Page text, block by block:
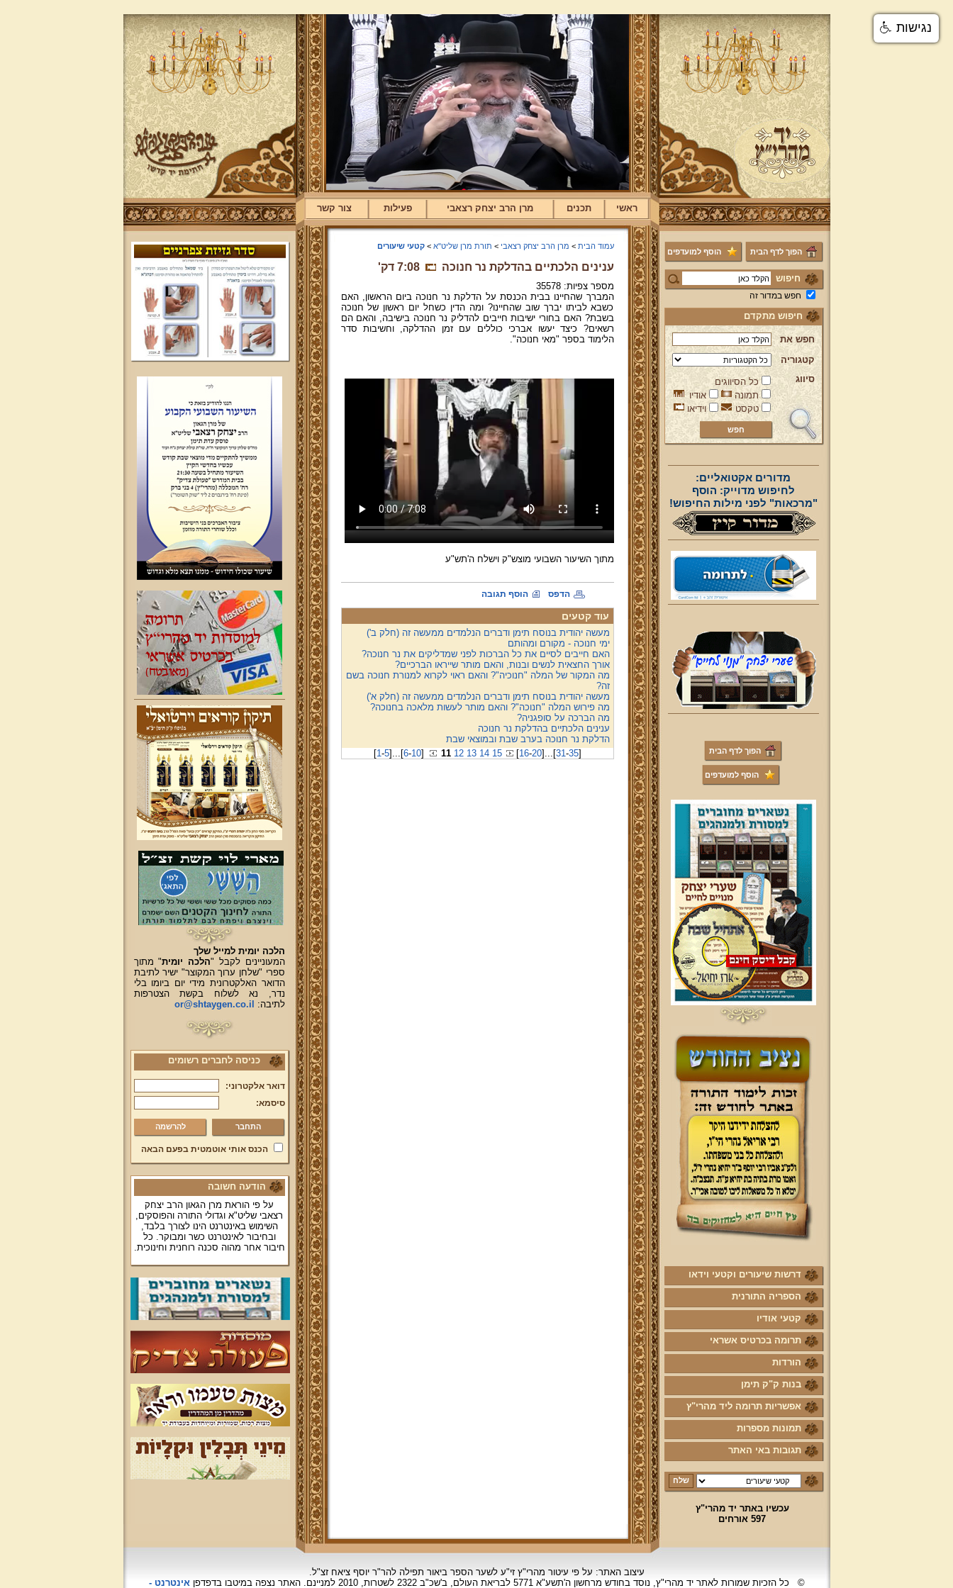
ראשי תכנים מרן הרב יצחק רצאבי פעילות צור קשר
הפוך לדף הבית הוסף למועדפים
חיפוש
חפש במדור זה
חיפוש מתקדם
חפש את
קטגוריה
סיווג
כל הסיווגים
תמונה
אודיו
טקסט
וידיאו
מדורים אקטואליים:
לחיפוש מדוייק: הוסף
"מרכאות" לפני מילות החיפוש!
הפוך לדף הבית
הוסף למועדפים
דרשות שיעורים וקטעי וידאו
הספריה התורנית
קטעי אודיו
תרומה בכרטיס אשראי
הורדות
בנות ק"ק תימן
אפשריות תרומה ליד מהרי"ץ
תמונות מספרות
תגובות באי האתר
עכשיו באתר יד מהרי"ץ
597 אורחים
עמוד הבית > מרן הרב יצחק רצאבי > תורת מרן שליט"א >קטעי שיעורים
ענינים הלכתיים בהדלקת נר חנוכה 7:08 דק'
מספר צפיות: 35578
המברך שהחיינו בבית הכנסת על הדלקת נר חנוכה ביום הראשון, האם
כשבא לביתו יברך שוב שהחיינו? ומה הדין כשחל יום ראשון של חנוכה
בשבת? האם בחורי ישיבות חייבים להדליק נר חנוכה בישיבה, והאם הם
רשאים? כיצד יעשו אברכי כוללים עם זמן ההדלקה, וחשיבות סדר
הלימוד בספר "מאי חנוכה".
מתוך השיעור השבועי מוצש"ק וישלח ה'תש"ע
הדפס הוסף תגובה
עוד קטעים
מעשה יהודית בנוסח תימן ודברים הנלמדים ממעשה זה (חלק ב')
ימי חנוכה - מקורם ומהותם
האם חייבים לסיים את כל הברכות לפני שמדליקים את נר חנוכה?
אורך החצאית לנשים ובנות, והאם מותר שייראו הברכיים?
מה המקור של המלה "חנוכיה"? והאם ראוי לקרוא למנורת חנוכה בשם
זה?
מעשה יהודית בנוסח תימן ודברים הנלמדים ממעשה זה (חלק א')
מה פירוש המלה "חנוכה"? והאם מותר לעשות מלאכה בחנוכה?
מה הברכה על סופגניה?
ענינים הלכתיים בהדלקת נר חנוכה
הדלקת נר חנוכה בערב שבת ובמוצאי שבת
[1-5] ... [6-10] 11 12 13 14 15 [16-20] ... [31-35]
הלכה יומית למייל שלך
המעוניינים לקבל "הלכה יומית" מתוך
ספרי "שלחן ערוך המקוצר" ישיר לתיבת
הדואר האלקטרונית מידי יום ביומו בלי
נדר, נא לשלוח בקשת הצטרפות
לתיבה:
or@shtaygen.co.il
כניסה לחברים רשומים
דואר אלקטרוני:
סיסמא:
להרשמה
הכנס אותי אוטמטית בפעם הבאה
הודעה חשובה
על פי הוראת מרן הגאון הרב יצחק
רצאבי שליט"א וגדולי התורה והפוסקים,
השימוש באינטרנט הינו לצורך בלבד,
ובחיבור לאינטרנט כשר ומבוקר. כל
חיבור אחר מהוה סכנה רוחנית וחינוכית.
עיצוב האתר: על פי עיטור מהרי"ץ זי"ע לשער הספר ביאור תפילה להר"ר יוסף ציאח זצ"ל.
©
כל הזכיות שמורות לאתר יד מהרי"ץ, נוסד בחודש מרחשוןה'תשע"א 5771 לבריאת העולם, ב'שכ"ב 2322 לשטרות, 2010 למניינם. האתר נצפהבמיטבו בדפדפןאינטרנט -
נגישות